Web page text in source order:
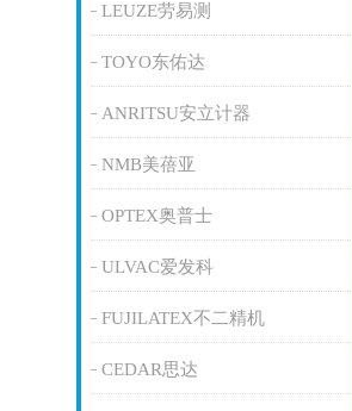
LEUZE劳易测
TOYO东佑达
ANRITSU安立计器
NMB美蓓亚
OPTEX奥普士
ULVAC爱发科
FUJILATEX不二精机
CEDAR思达